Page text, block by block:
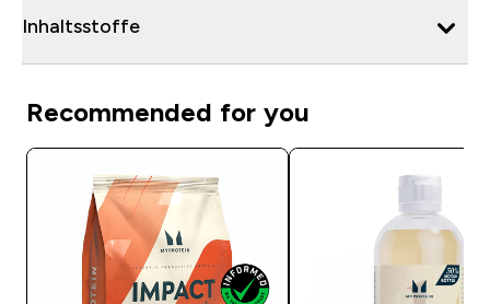
Inhaltsstoffe
Recommended for you